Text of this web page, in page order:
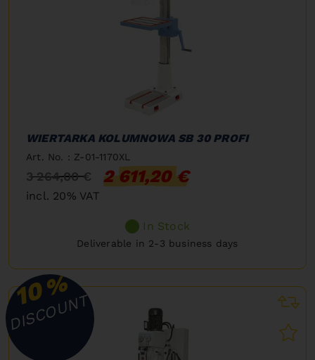
WIERTARKA KOLUMNOWA SB 30 PROFI
Art. No. : Z-01-1170XL
3 264,00 € 2 611,20 €
incl. 20% VAT
In Stock
Deliverable in 2-3 business days
10%
DISCOUNT